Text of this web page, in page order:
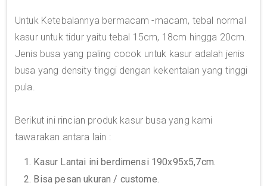
Untuk Ketebalannya bermacam -macam, tebal normal
kasur untuk tidur yaitu tebal 15cm, 18cm hingga 20cm.
Jenis busa yang paling cocok untuk kasur adalah jenis
busa yang density tinggi dengan kekentalan yang tinggi
pula.
Berikut ini rincian produk kasur busa yang kami
tawarakan antara lain :
1. Kasur Lantai ini berdimensi 190x95x5,7cm.
2. Bisa pesan ukuran / custome.